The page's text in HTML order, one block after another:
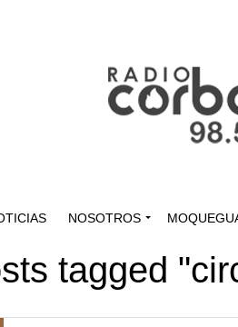
NOSOTROS
tagged